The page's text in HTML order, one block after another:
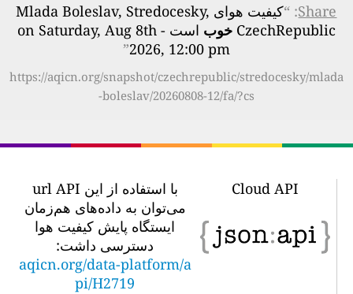
Share
: “
کیفیت هوای Mlada Boleslav, Stredocesky,
CzechRepublic خوب
است - on Saturday, Aug 8th
2026, 12:00 pm
”
https://aqicn.org/snapshot/czechrepublic/stredocesky/mlada
-boleslav/20260808-12/fa/?cs
Cloud API
با استفاده از این url API
می‌توان به داده‌های هم‌زمان
ایستگاه پایش کیفیت هوا
دسترسی داشت:
aqicn.org/data-platform/a
pi/H2719